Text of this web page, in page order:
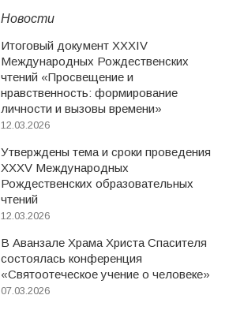
Новости
Итоговый документ XXХIV
Международных Рождественских
чтений «Просвещение и
нравственность: формирование
личности и вызовы времени»
12.03.2026
Утверждены тема и сроки проведения
XXXV Международных
Рождественских образовательных
чтений
12.03.2026
В Аванзале Храма Христа Спасителя
состоялась конференция
«Святоотеческое учение о человеке»
07.03.2026